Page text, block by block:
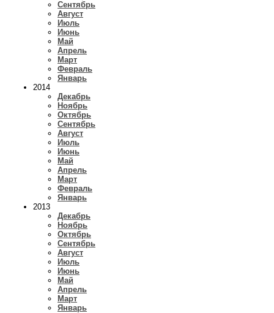
Сентябрь
Август
Июль
Июнь
Май
Апрель
Март
Февраль
Январь
2014
Декабрь
Ноябрь
Октябрь
Сентябрь
Август
Июль
Июнь
Май
Апрель
Март
Февраль
Январь
2013
Декабрь
Ноябрь
Октябрь
Сентябрь
Август
Июль
Июнь
Май
Апрель
Март
Январь